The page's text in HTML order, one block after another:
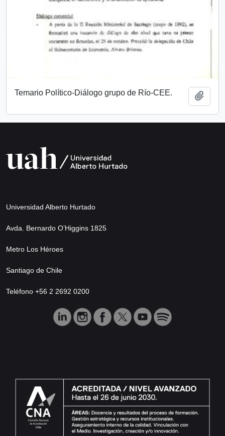
Temario Político-Diálogo grupo de Río-CEE.
Universidad Alberto Hurtado
Avda. Bernardo O’Higgins 1825
Metro Los Héroes
Santiago de Chile
Teléfono +56 2 2692 0200